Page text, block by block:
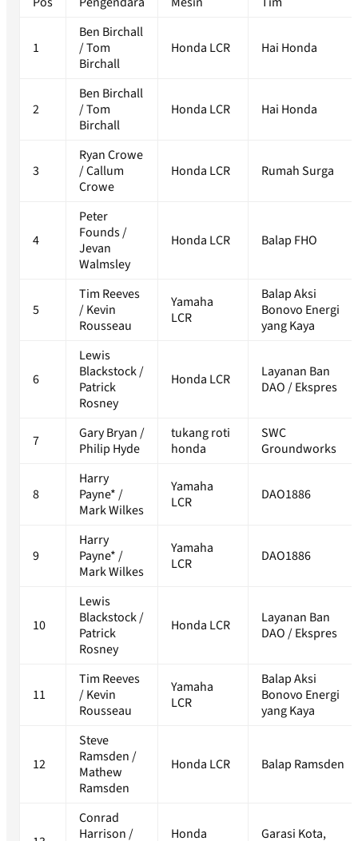
1
Ben Birchall
/ Tom
Birchall
Honda LCR Hai Honda
2
Ben Birchall
/ Tom
Birchall
Honda LCR Hai Honda
3
Ryan Crowe
/ Callum
Crowe
Honda LCR Rumah Surga
4
Peter
Founds /
Jevan
Walmsley
Honda LCR Balap FHO
5
Tim Reeves
/ Kevin
Rousseau
Yamaha
LCR
Balap Aksi
Bonovo Energi
yang Kaya
6
Lewis
Blackstock /
Patrick
Rosney
Honda LCR
Layanan Ban
DAO / Ekspres
7
Gary Bryan /
Philip Hyde
tukang roti
honda
SWC
Groundworks
8
Harry
Payne* /
Mark Wilkes
Yamaha
LCR
DAO1886
9
Harry
Payne* /
Mark Wilkes
Yamaha
LCR
DAO1886
10
Lewis
Blackstock /
Patrick
Rosney
Honda LCR
Layanan Ban
DAO / Ekspres
11
Tim Reeves
/ Kevin
Rousseau
Yamaha
LCR
Balap Aksi
Bonovo Energi
yang Kaya
12
Steve
Ramsden /
Mathew
Ramsden
Honda LCR Balap Ramsden
Conrad
Harrison /
Honda Garasi Kota,